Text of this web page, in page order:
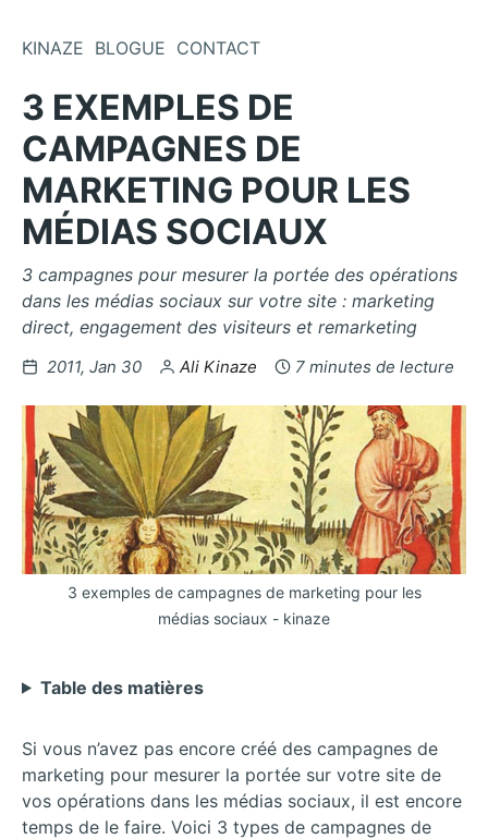
KINAZE BLOGUE CONTACT
3 EXEMPLES DE
CAMPAGNES DE
MARKETING POUR LES
MÉDIAS SOCIAUX
3 campagnes pour mesurer la portée des opérations
dans les médias sociaux sur votre site : marketing
direct, engagement des visiteurs et remarketing
Publié le
2011, Jan 30 par
Ali Kinaze 7 minutes de lecture
3 exemples de campagnes de marketing pour les
médias sociaux - kinaze
Table des matières
Si vous n’avez pas encore créé des campagnes de
marketing pour mesurer la portée sur votre site de
vos opérations dans les médias sociaux, il est encore
temps de le faire. Voici 3 types de campagnes de